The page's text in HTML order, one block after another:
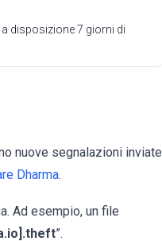
disposizione 7 giorni di
nuove segnalazioni inviate
Dharma.
Ad esempio, un file
”.